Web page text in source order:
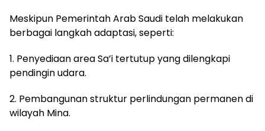
Meskipun Pemerintah Arab Saudi telah melakukan
berbagai langkah adaptasi, seperti:
1. Penyediaan area Sa’i tertutup yang dilengkapi
pendingin udara.
2. Pembangunan struktur perlindungan permanen di
wilayah Mina.